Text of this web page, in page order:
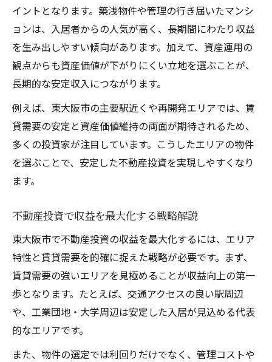
イントとなります。築浅物件や管理の行き届いたマンシ
ョンは、入居者からの人気が高く、長期間にわたり収益
を生み出しやすい傾向があります。加えて、資産運用の
観点からも資産価値が下がりにくい立地を選ぶことが、
長期的な安定収入につながります。
例えば、東大阪市の主要駅近くや再開発エリアでは、賃
貸需要の安定と資産価値維持の両面が期待されるため、
多くの投資家が注目しています。こうしたエリアの物件
を選ぶことで、安定した不動産投資を実現しやすくなり
ます。
不動産投資で収益を最大化する戦略解説
東大阪市で不動産投資の収益を最大化するには、エリア
特性と賃貸需要を的確に捉えた戦略が必要です。まず、
賃貸需要の強いエリアを見極めることが収益向上の第一
歩となります。たとえば、交通アクセスの良い駅周辺
や、工業団地・大学周辺は安定した入居が見込める代表
的なエリアです。
また、物件の選定では利回りだけでなく、管理コストや